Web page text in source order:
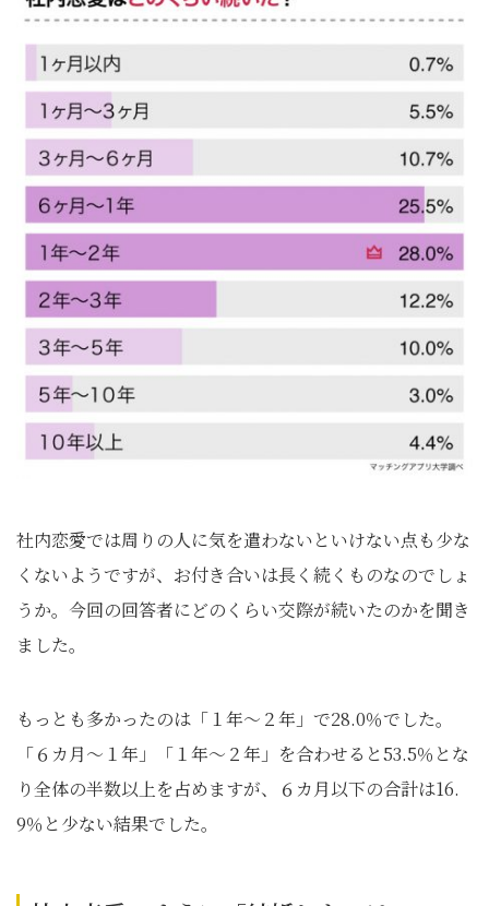
社内恋愛では周りの人に気を遣わないといけない点も少な
くないようですが、お付き合いは長く続くものなのでしょ
うか。今回の回答者にどのくらい交際が続いたのかを聞き
ました。
もっとも多かったのは「１年～２年」で28.0％でした。
「６カ月～１年」「１年～２年」を合わせると53.5％とな
り全体の半数以上を占めますが、６カ月以下の合計は16.
9％と少ない結果でした。